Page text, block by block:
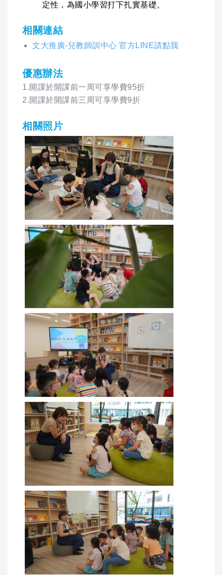
定性，為國小學習打下扎實基礎。
相關連結
文大推廣-兒教師訓中心 官方LINE請點我
優惠辦法
1.開課於開課前一周可享學費95折
2.開課於開課前三周可享學費9折
相關照片